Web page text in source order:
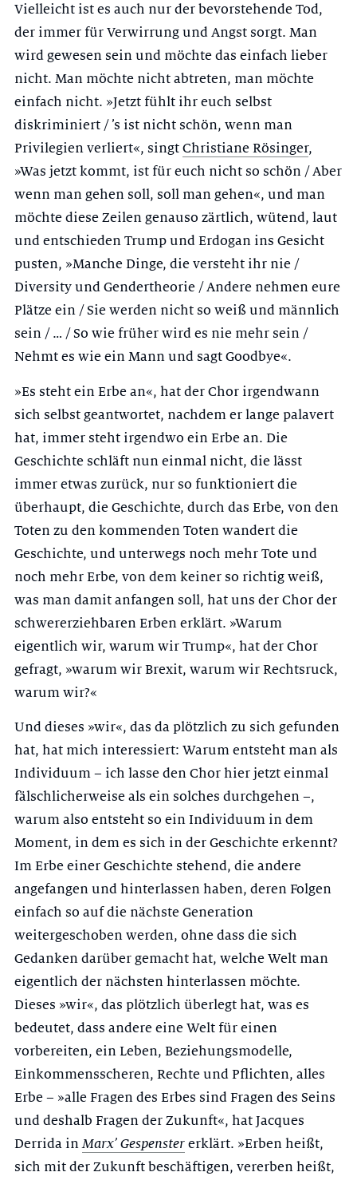
Vielleicht ist es auch nur der bevorstehende Tod,
der immer für Verwirrung und Angst sorgt. Man
wird gewesen sein und möchte das einfach lieber
nicht. Man möchte nicht abtreten, man möchte
einfach nicht. »Jetzt fühlt ihr euch selbst
diskriminiert / ’s ist nicht schön, wenn man
Privilegien verliert«, singtChristiane Rösinger,
»Was jetzt kommt, ist für euch nicht so schön / Aber
wenn man gehen soll, soll man gehen«, und man
möchte diese Zeilen genauso zärtlich, wütend, laut
und entschieden Trump und Erdogan ins Gesicht
pusten, »Manche Dinge, die versteht ihr nie /
Diversity und Gendertheorie / Andere nehmen eure
Plätze ein / Sie werden nicht so weiß und männlich
sein / … / So wie früher wird es nie mehr sein /
Nehmt es wie ein Mann und sagt Goodbye«.
»Es steht ein Erbe an«, hat der Chor irgendwann
sich selbst geantwortet, nachdem er lange palavert
hat, immer steht irgendwo ein Erbe an. Die
Geschichte schläft nun einmal nicht, die lässt
immer etwas zurück, nur so funktioniert die
überhaupt, die Geschichte, durch das Erbe, von den
Toten zu den kommenden Toten wandert die
Geschichte, und unterwegs noch mehr Tote und
noch mehr Erbe, von dem keiner so richtig weiß,
was man damit anfangen soll, hat uns der Chor der
schwererziehbaren Erben erklärt. »Warum
eigentlich wir, warum wir Trump«, hat der Chor
gefragt, »warum wir Brexit, warum wir Rechtsruck,
warum wir?«
Und dieses »wir«, das da plötzlich zu sich gefunden
hat, hat mich interessiert: Warum entsteht man als
Individuum – ich lasse den Chor hier jetzt einmal
fälschlicherweise als ein solches durchgehen –,
warum also entsteht so ein Individuum in dem
Moment, in dem es sich in der Geschichte erkennt?
Im Erbe einer Geschichte stehend, die andere
angefangen und hinterlassen haben, deren Folgen
einfach so auf die nächste Generation
weitergeschoben werden, ohne dass die sich
Gedanken darüber gemacht hat, welche Welt man
eigentlich der nächsten hinterlassen möchte.
Dieses »wir«, das plötzlich überlegt hat, was es
bedeutet, dass andere eine Welt für einen
vorbereiten, ein Leben, Beziehungsmodelle,
Einkommensscheren, Rechte und Pflichten, alles
Erbe – »alle Fragen des Erbes sind Fragen des Seins
und deshalb Fragen der Zukunft«, hat Jacques
Derrida inMarx’ Gespenstererklärt. »Erben heißt,
sich mit der Zukunft beschäftigen, vererben heißt,